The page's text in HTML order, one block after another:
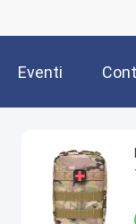
Eventi